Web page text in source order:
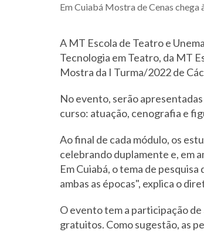
Em Cuiabá Mostra de Cenas chega
A MT Escola de Teatro e
Tecnologia em Teatro, da MT
Mostra da I Turma/2022 de
No evento, serão
curso: atuação, cenografia e
Ao final de cada módulo, os
celebrando duplamente e, em
Em Cuiabá, o tema de
ambas as épocas", explica o
O evento tem a participação
gratuitos. Como sugestão, as